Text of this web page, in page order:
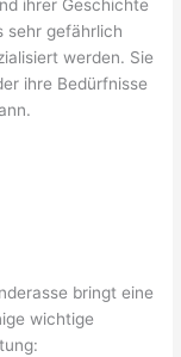
ihrer Geschichte
sehr gefährlich
werden. Sie
ihre Bedürfnisse
bringt eine
wichtige